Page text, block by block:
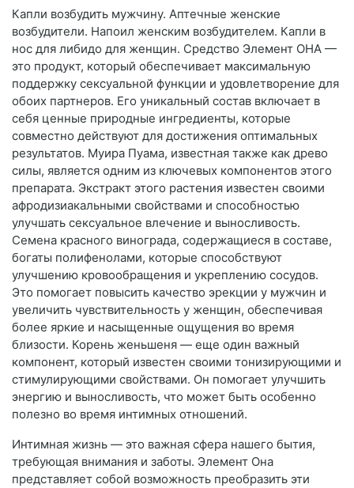
Капли возбудить мужчину. Аптечные женские
возбудители. Напоил женским возбудителем. Капли в
нос для либидо для женщин. Средство Элемент ОНА —
это продукт, который обеспечивает максимальную
поддержку сексуальной функции и удовлетворение для
обоих партнеров. Его уникальный состав включает в
себя ценные природные ингредиенты, которые
совместно действуют для достижения оптимальных
результатов. Муира Пуама, известная также как древо
силы, является одним из ключевых компонентов этого
препарата. Экстракт этого растения известен своими
афродизиакальными свойствами и способностью
улучшать сексуальное влечение и выносливость.
Семена красного винограда, содержащиеся в составе,
богаты полифенолами, которые способствуют
улучшению кровообращения и укреплению сосудов.
Это помогает повысить качество эрекции у мужчин и
увеличить чувствительность у женщин, обеспечивая
более яркие и насыщенные ощущения во время
близости. Корень женьшеня — еще один важный
компонент, который известен своими тонизирующими и
стимулирующими свойствами. Он помогает улучшить
энергию и выносливость, что может быть особенно
полезно во время интимных отношений.
Интимная жизнь — это важная сфера нашего бытия,
требующая внимания и заботы. Элемент Она
представляет собой возможность преобразить эти